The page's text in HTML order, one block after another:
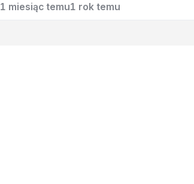
1 miesiąc temu1 rok temu